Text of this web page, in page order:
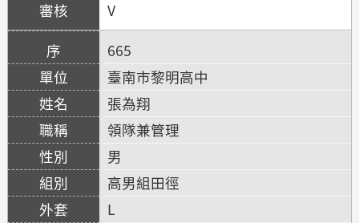
V
665
臺南市黎明高中
張為翔
領隊兼管理
男
高男組田徑
L